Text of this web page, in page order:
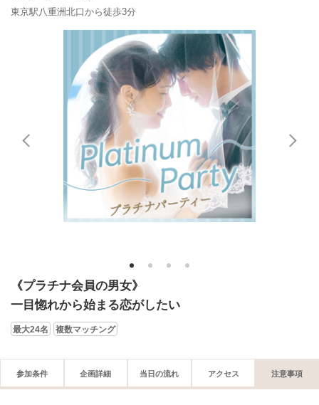
東京駅八重洲北口から徒歩3分
1 2 3 4
《プラチナ会員の男女》
一目惚れから始まる恋がしたい
最大24名 複数マッチング
参加条件 企画詳細 当日の流れ アクセス 注意事項